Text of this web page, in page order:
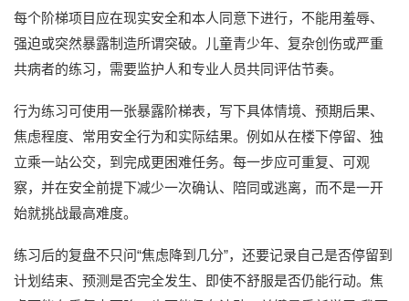
每个阶梯项目应在现实安全和本人同意下进行，不能用羞辱、
强迫或突然暴露制造所谓突破。儿童青少年、复杂创伤或严重
共病者的练习，需要监护人和专业人员共同评估节奏。
行为练习可使用一张暴露阶梯表，写下具体情境、预期后果、
焦虑程度、常用安全行为和实际结果。例如从在楼下停留、独
立乘一站公交，到完成更困难任务。每一步应可重复、可观
察，并在安全前提下减少一次确认、陪同或逃离，而不是一开
始就挑战最高难度。
练习后的复盘不只问“焦虑降到几分”，还要记录自己是否停留到
计划结束、预测是否完全发生、即使不舒服是否仍能行动。焦